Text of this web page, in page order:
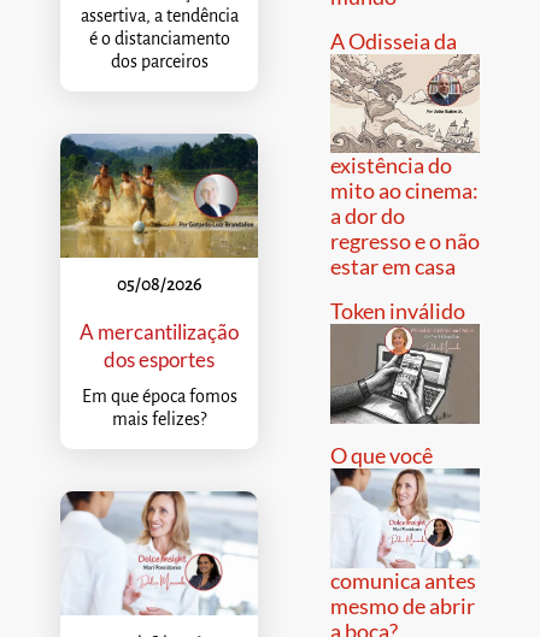
assertiva, a tendência
é o distanciamento
dos parceiros
05/08/2026
A mercantilização
dos esportes
Em que época fomos
mais felizes?
A Odisseia da
existência do
mito ao cinema:
a dor do
regresso e o não
estar em casa
Token inválido
O que você
comunica antes
mesmo de abrir
a boca?